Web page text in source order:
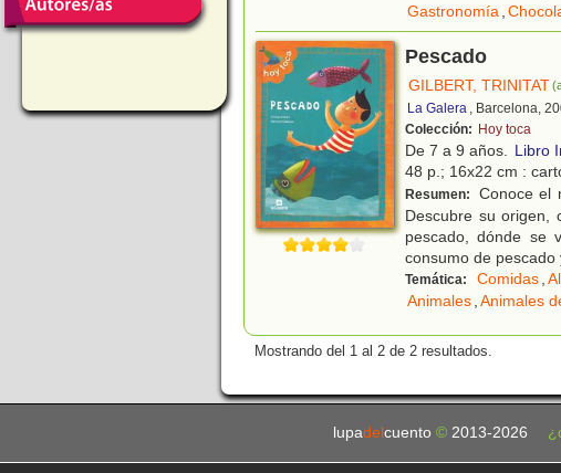
Gastronomía,
Pescado
GILBERT, TRINITAT
La Galera , Barcelona,
Colección: Hoy toca
De 7 a 9 años. Libro
48 p.; 16x22 cm :
Resumen:
Conoce el
Descubre su origen,
pescado, dónde se
consumo de pescado
Temática: Comidas,
Animales,Animales
Mostrando del 1 al 2 de 2 resultados.
lupadel cuento © 2013-2026